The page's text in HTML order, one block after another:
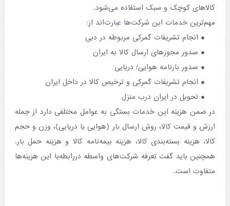
کالاهای کوچک و سبک استفاده می‌شود.
مهم‌ترین خدمات این شرکت‌ها عبارت‌اند از:
انجام تشریفات گمرکی مربوطه در دبی
صدور مجوزهای ارسال کالا به ایران
صدور بارنامه هوایی/ دریایی
انجام تشریفات گمرکی و ترخیص کالا در داخل ایران
تحویل در ایران درب منزل
در ضمن هزینه این خدمات بستگی به عوامل مختلفی دارد از جمله
ارزش و قیمت کالا، روش ارسال بار (هوایی یا دریایی)، وزن و حجم
کالا، هزینه بسته‌بندی کالا، هزینه بیمه‌نامه کالا و هزینه حمل بار.
همچنین باید گفت تعرفه شرکت‌های واسطه دررابطه‌با این هزینه‌ها
متفاوت است.